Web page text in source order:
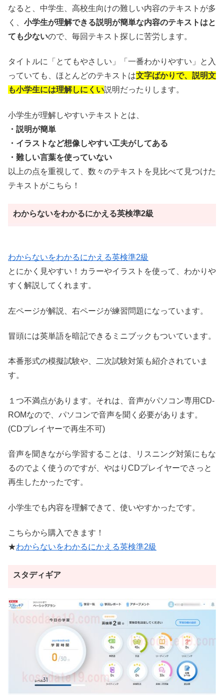
なると、中学生、高校生向けの難しい内容のテキストが多
く、 小学生が理解できる説明が簡単な内容のテキストはと
ても少ないので、毎回テキスト探しに苦労します。
タイトルに「とてもやさしい」「一番わかりやすい」と入
っていても、ほとんどのテキストは文字ばかりで、説明文
も小学生には理解しにくい説明だったりします。
小学生が理解しやすいテキストとは、
・説明が簡単
・イラストなど想像しやすい工夫がしてある
・難しい言葉を使っていない
以上の点を重視して、数々のテキストを見比べて見つけた
テキストがこちら！
わからないをわかるにかえる英検準2級
わからないをわかるにかえる英検準2級
とにかく見やすい！カラーやイラストを使って、わかりや
すく解説してくれます。
左ページが解説、右ページが練習問題になっています。
冒頭には英単語を暗記できるミニブックもついています。
本番形式の模擬試験や、二次試験対策も紹介されていま
す。
１つ不満点があります。それは、音声がパソコン専用CD-
ROMなので、パソコンで音声を聞く必要があります。
(CDプレイヤーで再生不可)
音声を聞きながら学習することは、リスニング対策にもな
るのでよく使うのですが、やはりCDプレイヤーでさっと
再生したかったです。
小学生でも内容を理解できて、使いやすかったです。
こちらから購入できます！
★わからないをわかるにかえる英検準2級
スタディギア